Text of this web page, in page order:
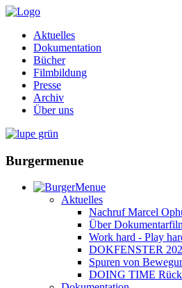
Aktuelles
Dokumentation
Bücher
Filmbildung
Presse
Archiv
Über uns
Burgermenue
Aktuelles
Nachruf Marcel
Über
Work hard - Play
DOKFENSTER
Spuren von
DOING TIME